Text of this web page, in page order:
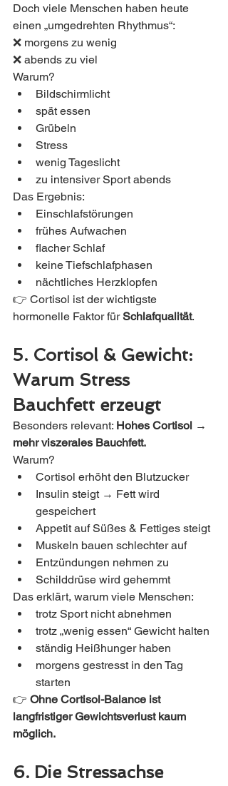
Doch viele Menschen haben heute
einen „umgedrehten Rhythmus“:
❌ morgens zu wenig
❌ abends zu viel
Warum?
Bildschirmlicht
spät essen
Grübeln
Stress
wenig Tageslicht
zu intensiver Sport abends
Das Ergebnis:
Einschlafstörungen
frühes Aufwachen
flacher Schlaf
keine Tiefschlafphasen
nächtliches Herzklopfen
👉 Cortisol ist der wichtigste
hormonelle Faktor für Schlafqualität.
5. Cortisol & Gewicht:
Warum Stress
Bauchfett erzeugt
Besonders relevant: Hohes Cortisol →
mehr viszerales Bauchfett.
Warum?
Cortisol erhöht den Blutzucker
Insulin steigt → Fett wird
gespeichert
Appetit auf Süßes & Fettiges steigt
Muskeln bauen schlechter auf
Entzündungen nehmen zu
Schilddrüse wird gehemmt
Das erklärt, warum viele Menschen:
trotz Sport nicht abnehmen
trotz „wenig essen“ Gewicht halten
ständig Heißhunger haben
morgens gestresst in den Tag
starten
👉 Ohne Cortisol-Balance ist
langfristiger Gewichtsverlust kaum
möglich.
6. Die Stressachse